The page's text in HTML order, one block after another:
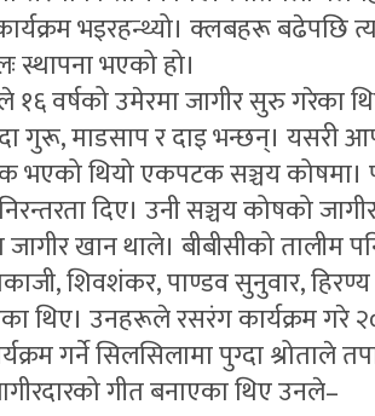
भइरहन्थ्यो। क्लबहरू बढेपछि
स्थापना भएको हो।
१६ वर्षको उमेरमा जागीर सुरु गरेका
गुरू, माडसाप र दाइ भन्छन्। यसरी
भएको थियो एकपटक सञ्चय कोषमा।
दिए। उनी सञ्चय कोषको
खान थाले। बीबीसीको तालीम
शिवशंकर, पाण्डव सुनुवार,
थिए। उनहरूले रसरंग कार्यक्रम गरे
गर्ने सिलसिलामा पुग्दा श्रोताले
गीत बनाएका थिए उनले–